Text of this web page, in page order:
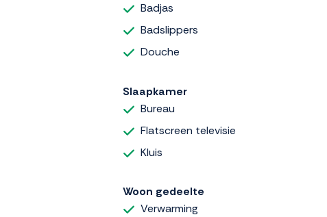
Badjas
Badslippers
Douche
Slaapkamer
Bureau
Flatscreen televisie
Kluis
Woon gedeelte
Verwarming